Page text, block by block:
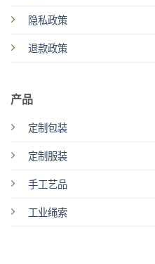
隐私政策
退款政策
产品
定制包装
定制服装
手工艺品
工业绳索